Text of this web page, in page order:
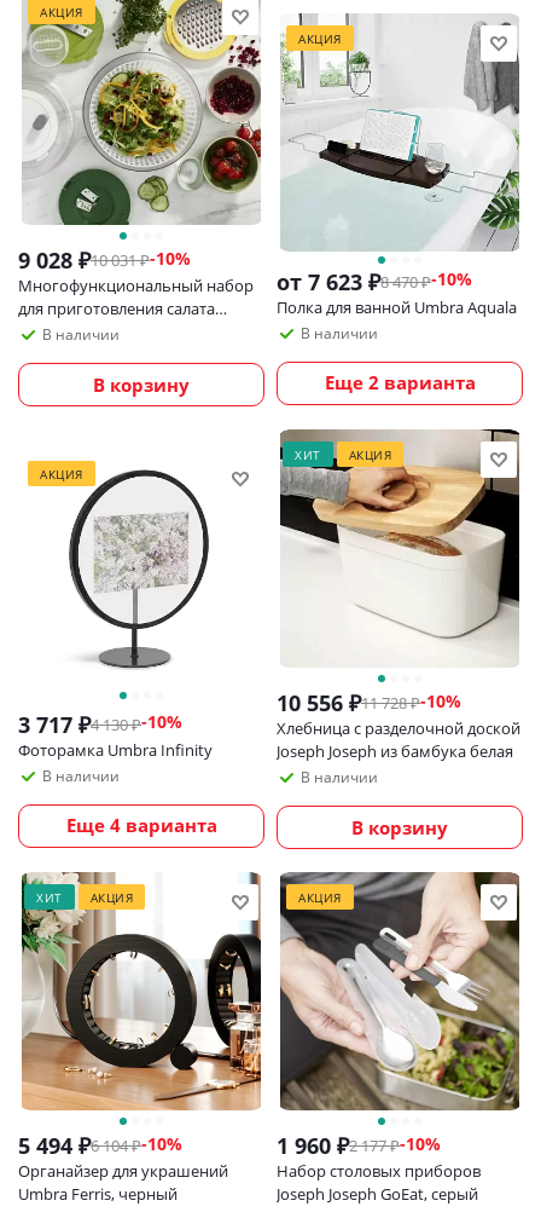
АКЦИЯ
9 028 ₽10 031₽-10%
Многофункциональный набор
для приготовления салата
Joseph Joseph Multi-Prep
В наличии
В корзину
АКЦИЯ
от 7 623 ₽8 470 ₽-10%
Полка для ванной Umbra Aquala
В наличии
Еще 2 варианта
АКЦИЯ
3 717 ₽4 130₽-10%
Фоторамка Umbra Infinity
В наличии
Еще 4 варианта
ХИТ АКЦИЯ
10 556 ₽11 728₽-10%
Хлебница с разделочной доской
Joseph Joseph из бамбука белая
В наличии
В корзину
ХИТ АКЦИЯ
5 494 ₽6 104₽-10%
Органайзер для украшений
Umbra Ferris, черный
АКЦИЯ
1 960 ₽2 177₽-10%
Набор столовых приборов
Joseph Joseph GoEat, серый